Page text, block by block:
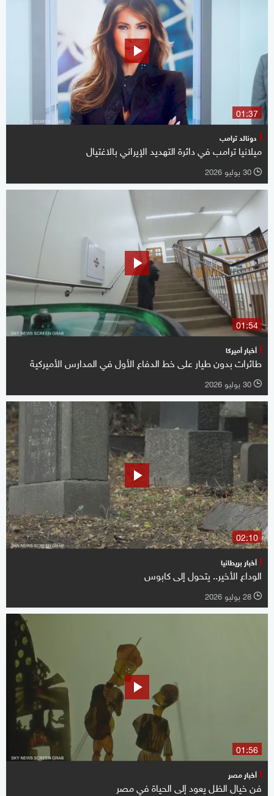
01:37
دونالد ترامب
ميلانيا ترامب في دائرة التهديد الإيراني بالاغتيال
l 30 يوليو 2026
01:54
أخبار أميركا
طائرات بدون طيار على خط الدفاع الأول في المدارس الأميركية
l 30 يوليو 2026
02:10
أخبار بريطانيا
الوداع الأخير.. يتحول إلى كابوس
l 28 يوليو 2026
01:56
أخبار مصر
فن خيال الظل يعود إلى الحياة في مصر